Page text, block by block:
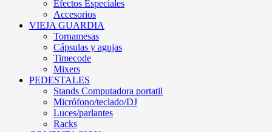
Efectos Especiales
Accesorios
VIEJA GUARDIA
Tornamesas
Cápsulas y agujas
Timecode
Mixers
PEDESTALES
Stands Computadora portatil
Micrófono/teclado/DJ
Luces/parlantes
Racks